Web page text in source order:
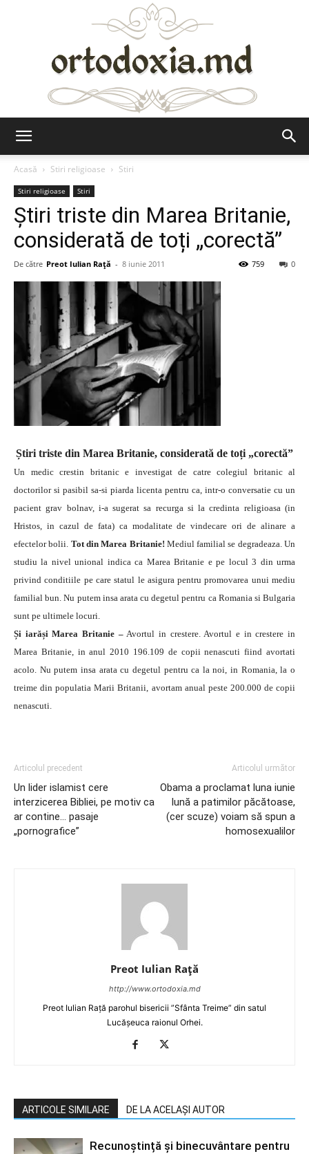
Acasă
Stiri religioase Stiri
Stiri religioase Stiri
Știri triste din Marea Britanie,
considerată de toți „corectă”
De către Preot Iulian Raţă - 8 iunie 2011 0
759
Știri triste din Marea Britanie, considerată de toți „corectă”
Un medic crestin britanic e investigat de catre colegiul britanic al
doctorilor si pasibil sa-si piarda licenta pentru ca, intr-o conversatie cu un
pacient grav bolnav, i-a sugerat sa recurga si la credinta religioasa (in
Hristos, in cazul de fata) ca modalitate de vindecare ori de alinare a
efectelor bolii. Tot din Marea Britanie! Mediul familial se degradeaza. Un
studiu la nivel unional indica ca Marea Britanie e pe locul 3 din urma
privind conditiile pe care statul le asigura pentru promovarea unui mediu
familial bun. Nu putem insa arata cu degetul pentru ca Romania si Bulgaria
sunt pe ultimele locuri.
Și iarăși Marea Britanie –Avortul in crestere. Avortul e in crestere in
Marea Britanie, in anul 2010 196.109 de copii nenascuti fiind avortati
acolo. Nu putem insa arata cu degetul pentru ca la noi, in Romania, la o
treime din populatia Marii Britanii, avortam anual peste 200.000 de copii
nenascuti.
Articolul precedent
Un lider islamist cere
interzicerea Bibliei, pe motiv ca
ar contine… pasaje
„pornografice”
Articolul următor
Obama a proclamat luna iunie
lună a patimilor păcătoase,
(cer scuze) voiam să spun a
homosexualilor
Preot Iulian Raţă
http://www.ortodoxia.md
Preot Iulian Rață parohul bisericii ”Sfânta Treime” din satul
Lucășeuca raionul Orhei.
ARTICOLE SIMILARE DE LA ACELAȘI AUTOR
Recunoștință și binecuvântare pentru